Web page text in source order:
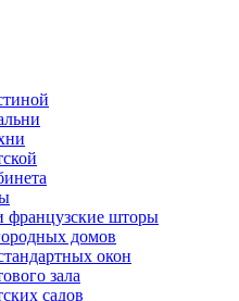
французские шторы
домов
окон
зала
садов